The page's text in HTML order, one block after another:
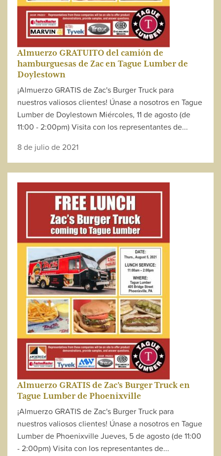
Almuerzo GRATUITO del camión de
hamburguesas de Zac en Tague Lumber de
Doylestown
¡Almuerzo GRATIS de Zac's Burger Truck para
nuestros valiosos clientes! Únase a nosotros en Tague
Lumber de Doylestown Miércoles, 11 de agosto (de
11:00 - 2:00pm) Visita con los representantes de...
8 de julio de 2021
Almuerzo GRATIS de Zac's Burger Truck en
Tague Lumber de Phoenixville
¡Almuerzo GRATIS de Zac's Burger Truck para
nuestros valiosos clientes! Únase a nosotros en Tague
Lumber de Phoenixville Jueves, 5 de agosto (de 11:00
- 2:00pm) Visita con los representantes de...